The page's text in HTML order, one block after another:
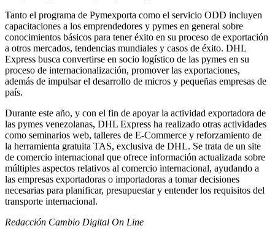
Tanto el programa de Pymexporta como el servicio ODD incluyen
capacitaciones a los emprendedores y pymes en general sobre
conocimientos básicos para tener éxito en su proceso de exportación
a otros mercados, tendencias mundiales y casos de éxito. DHL
Express busca convertirse en socio logístico de las pymes en su
proceso de internacionalización, promover las exportaciones,
además de impulsar el desarrollo de micros y pequeñas empresas de
país.
Durante este año, y con el fin de apoyar la actividad exportadora de
las pymes venezolanas, DHL Express ha realizado otras actividades
como seminarios web, talleres de E-Commerce y reforzamiento de
la herramienta gratuita TAS, exclusiva de DHL. Se trata de un site
de comercio internacional que ofrece información actualizada sobre
múltiples aspectos relativos al comercio internacional, ayudando a
las empresas exportadoras o importadoras a tomar decisiones
necesarias para planificar, presupuestar y entender los requisitos del
transporte internacional.
Redacción Cambio Digital On Line